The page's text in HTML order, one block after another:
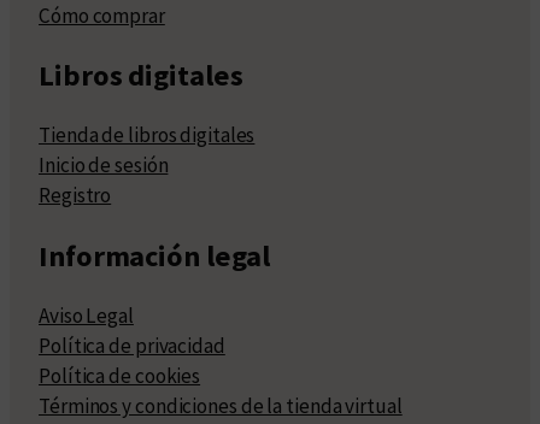
Cómo comprar
Libros digitales
Tienda de libros digitales
Inicio de sesión
Registro
Información legal
Aviso Legal
Política de privacidad
Política de cookies
Términos y condiciones de la tienda virtual